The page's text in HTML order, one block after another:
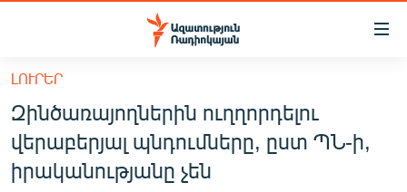
Մատչելիության
հիմնական
բովանդակությանը
Անցնել
հիմնական
մենյուին
ՀԱՅԱՍՏԱՆ
ՔԱՂԱՔԱԿԱՆ
ԼՈՒՐԵՐ
Զինծառայողներին ուղղորդելու
վերաբերյալ պնդումները, ըստ ՊՆ-ի,
իրականությանը չեն